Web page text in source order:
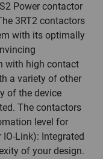
Power contactor
3RT2 contactors
with its optimally
with high contact
a variety of other
of the device
The contactors
level for
Link): Integrated
of your design.